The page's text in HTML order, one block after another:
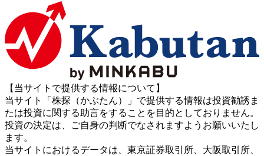
【当サイトで提供する情報について】
当サイト「株探（かぶたん）」で提供する情報は投資勧誘ま
たは投資に関する助言をすることを目的としておりません。
投資の決定は、ご自身の判断でなされますようお願いいたし
ます。
当サイトにおけるデータは、東京証券取引所、大阪取引所、